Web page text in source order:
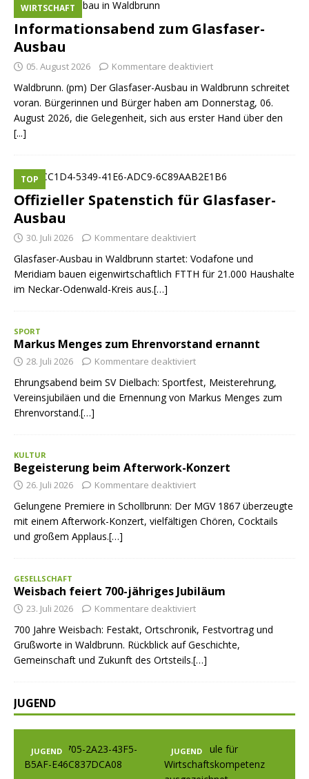
Informationsabend zum Glasfaser-
Ausbau
WIRTSCHAFT
05. August 2026 Kommentare deaktiviert
Waldbrunn. (pm) Der Glasfaser-Ausbau in Waldbrunn schreitet
voran. Bürgerinnen und Bürger haben am Donnerstag, 06.
August 2026, die Gelegenheit, sich aus erster Hand über den
[...]
Offizieller Spatenstich für Glasfaser-
Ausbau
TOP
30. Juli 2026 Kommentare deaktiviert
Glasfaser-Ausbau in Waldbrunn startet: Vodafone und
Meridiam bauen eigenwirtschaftlich FTTH für 21.000 Haushalte
im Neckar-Odenwald-Kreis aus.[…]
SPORT
Markus Menges zum Ehrenvorstand ernannt
28. Juli 2026 Kommentare deaktiviert
Ehrungsabend beim SV Dielbach: Sportfest, Meisterehrung,
Vereinsjubiläen und die Ernennung von Markus Menges zum
Ehrenvorstand.[…]
KULTUR
Begeisterung beim Afterwork-Konzert
26. Juli 2026 Kommentare deaktiviert
Gelungene Premiere in Schollbrunn: Der MGV 1867 überzeugte
mit einem Afterwork-Konzert, vielfältigen Chören, Cocktails
und großem Applaus.[…]
GESELLSCHAFT
Weisbach feiert 700-jähriges Jubiläum
23. Juli 2026 Kommentare deaktiviert
700 Jahre Weisbach: Festakt, Ortschronik, Festvortrag und
Grußworte in Waldbrunn. Rückblick auf Geschichte,
Gemeinschaft und Zukunft des Ortsteils.[…]
JUGEND
JUGEND JUGEND